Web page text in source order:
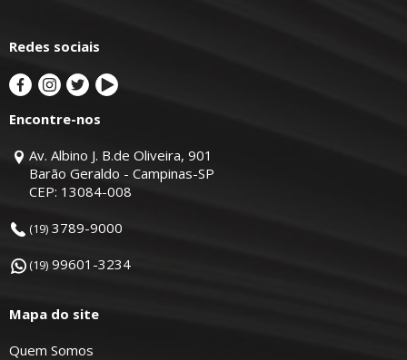
Redes sociais
Encontre-nos
Av. Albino J. B.de Oliveira, 901
Barão Geraldo - Campinas-SP
CEP: 13084-008
(19) 3789-9000
(19) 99601-3234
Mapa do site
Quem Somos